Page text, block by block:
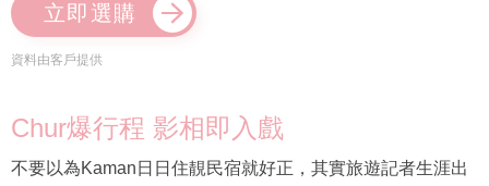
立即選購
資料由客戶提供
Chur爆行程 影相即入戲
不要以為Kaman日日住靚民宿就好正，其實旅遊記者生涯出